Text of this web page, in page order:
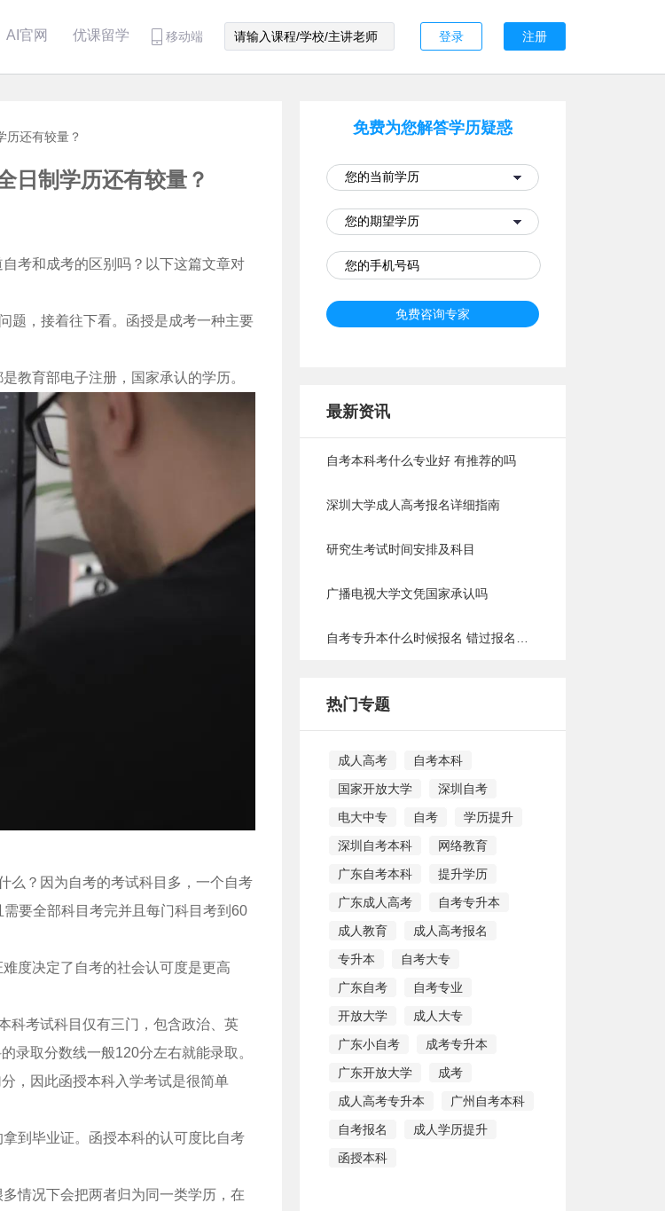
AI官网 优课留学 移动端 登录 注册
历还有较量？
日制学历还有较量？
考和成考的区别吗？以下这篇文章对
题，接着往下看。函授是成考一种主要
教育部电子注册，国家承认的学历。
么？因为自考的考试科目多，一个自考
要全部科目考完并且每门科目考到60
度决定了自考的社会认可度是更高
科考试科目仅有三门，包含政治、英
录取分数线一般120分左右就能录取。
，因此函授本科入学考试是很简单
到毕业证。函授本科的认可度比自考
情况下会把两者归为同一类学历，在
免费为您解答学历疑惑
免费咨询专家
最新资讯
自考本科考什么专业好 有推荐的吗
深圳大学成人高考报名详细指南
研究生考试时间安排及科目
广播电视大学文凭国家承认吗
热门专题
成人高考
自考本科
国家开放大学
深圳自考
电大中专
自考
学历提升
深圳自考本科
网络教育
广东自考本科
提升学历
广东成人高考
自考专升本
成人教育
成人高考报名
专升本
自考大专
广东自考
自考专业
开放大学
成人大专
广东小自考
成考专升本
广东开放大学
成考
成人高考专升本
广州自考本科
自考报名
成人学历提升
函授本科